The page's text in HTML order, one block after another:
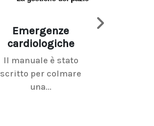
Emergenze
cardiologiche
Il manuale è stato
scritto per colmare
una...